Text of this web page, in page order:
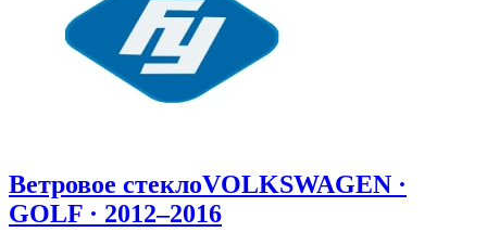
Ветровое стеклоVOLKSWAGEN ·
GOLF · 2012–2016